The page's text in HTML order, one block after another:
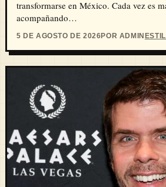
transformarse en México. Cada vez es
acompañando…
5 DE AGOSTO DE 2026POR ADMIN